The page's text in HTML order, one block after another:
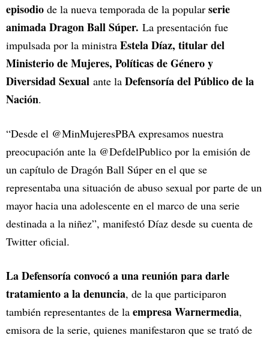
episodio de la nueva temporada de la popular serie
animadaDragon Ball Súper. La presentación fue
impulsada por la ministra Estela Díaz, titular del
Ministerio de Mujeres, Políticas de Género y
Diversidad Sexual ante la Defensoría del Público de la
Nación.
“Desde el @MinMujeresPBA expresamos nuestra
preocupación ante la @DefdelPublico por la emisión de
un capítulo de Dragón Ball Súper en el que se
representaba una situación de abuso sexual por parte de un
mayor hacia una adolescente en el marco de una serie
destinada a la niñez”, manifestó Díaz desde su cuenta de
Twitter oficial.
La Defensoría convocó a una reunión para darle
tratamiento a la denuncia, de la que participaron
también representantes de la empresa Warnermedia,
emisora de la serie, quienes manifestaron que se trató de